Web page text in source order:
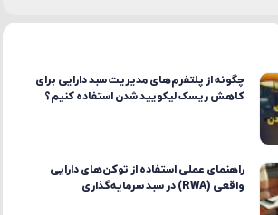
چگونه از پلتفرم‌های مدیریت سبد دارایی برای
کاهش ریسک لیکویید شدن استفاده کنیم؟
راهنمای عملی استفاده از توکن‌های دارایی
واقعی (RWA) در سبد سرمایه‌گذاری